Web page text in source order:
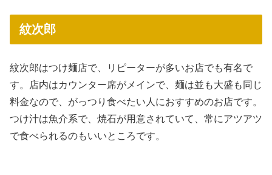
紋次郎
紋次郎はつけ麺店で、リピーターが多いお店でも有名で
す。店内はカウンター席がメインで、麺は並も大盛も同じ
料金なので、がっつり食べたい人におすすめのお店です。
つけ汁は魚介系で、焼石が用意されていて、常にアツアツ
で食べられるのもいいところです。